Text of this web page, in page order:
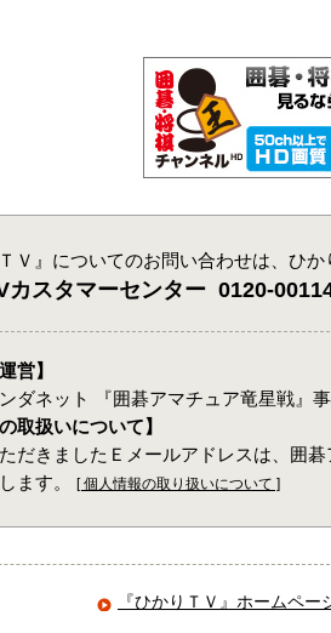
ＴＶ』についてのお問い合わせは、ひ
カスタマーセンター 0120-
営】
ダネット 『囲碁アマチュア竜星戦』
取扱いについて】
だきましたＥメールアドレスは、囲
ます。
[ 個人情報の取り扱いについて ]
『ひかりＴＶ』ホームペー